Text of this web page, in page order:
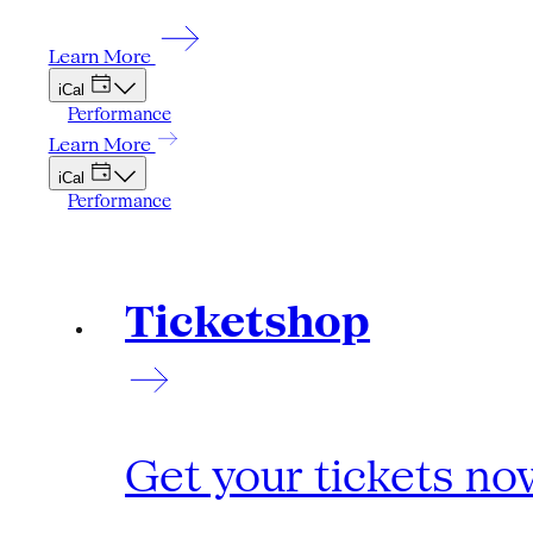
Learn More
iCal
Performance
Learn More
iCal
Performance
Ticketshop
Get your tickets